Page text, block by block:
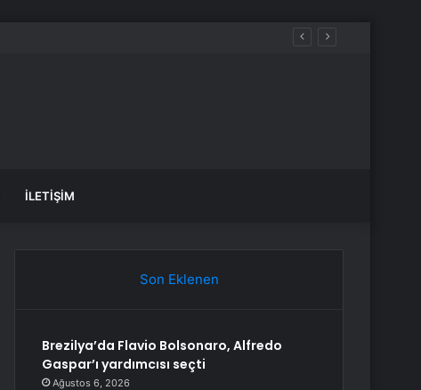
İLETIŞIM
Son Eklenen
Brezilya’da Flavio Bolsonaro, Alfredo
Gaspar’ı yardımcısı seçti
Ağustos 6, 2026